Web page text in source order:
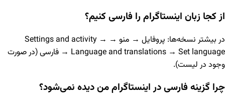
از کجا زبان اینستاگرام را فارسی کنیم؟
در بیشتر نسخه‌ها: پروفایل → منو → Settings and activity →
Language and translations → Set language → فارسی (در صورت
وجود در لیست).
چرا گزینه فارسی در اینستاگرام من دیده نمی‌شود؟